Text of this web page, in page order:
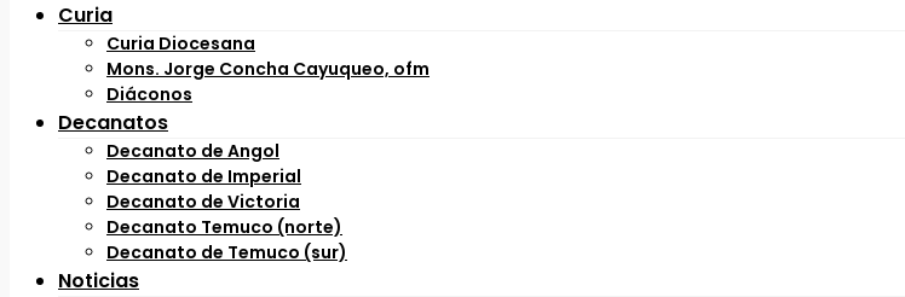
Curia
Curia Diocesana
Mons. Jorge Concha Cayuqueo, ofm
Diáconos
Decanatos
Decanato de Angol
Decanato de Imperial
Decanato de Victoria
Decanato Temuco (norte)
Decanato de Temuco (sur)
Noticias